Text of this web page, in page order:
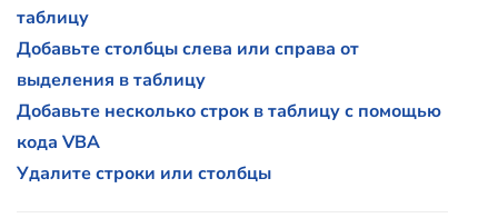
таблицу
Добавьте столбцы слева или справа от
выделения в таблицу
Добавьте несколько строк в таблицу с помощью
кода VBA
Удалите строки или столбцы